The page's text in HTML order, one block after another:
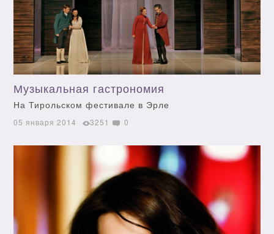
Музыкальная гастрономия
На Тирольском фестивале в Эрле
05 января 2014 3251 0